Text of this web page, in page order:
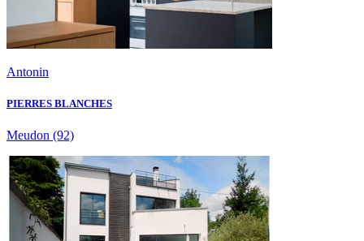
Antonin
PIERRES BLANCHES
Meudon (92)